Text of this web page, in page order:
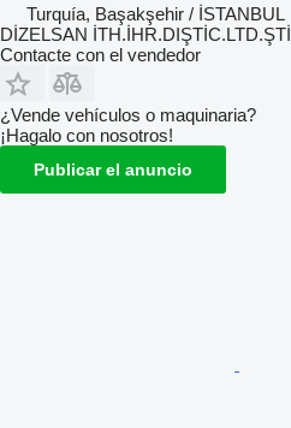
Turquía, Başakşehir / İSTANBUL
DİZELSAN İTH.İHR.DIŞTİC.LTD.ŞTİ
Contacte con el vendedor
¿Vende vehículos o maquinaria?
¡Hagalo con nosotros!
Publicar el anuncio